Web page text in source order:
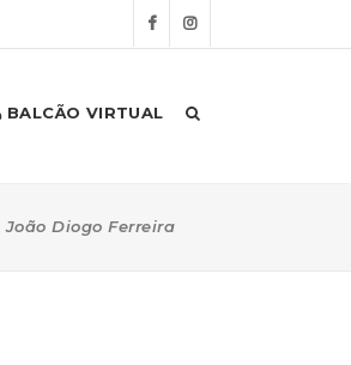
BALCÃO VIRTUAL
João Diogo Ferreira